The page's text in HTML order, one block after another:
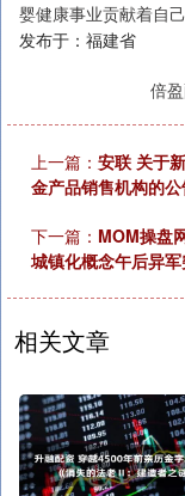
婴健康事业贡献着自己
发布于：福建省
倍
上一篇： 安联 关于
金产品销售机构的
下一篇： MOM操盘
城镇化概念午后异军
相关文章